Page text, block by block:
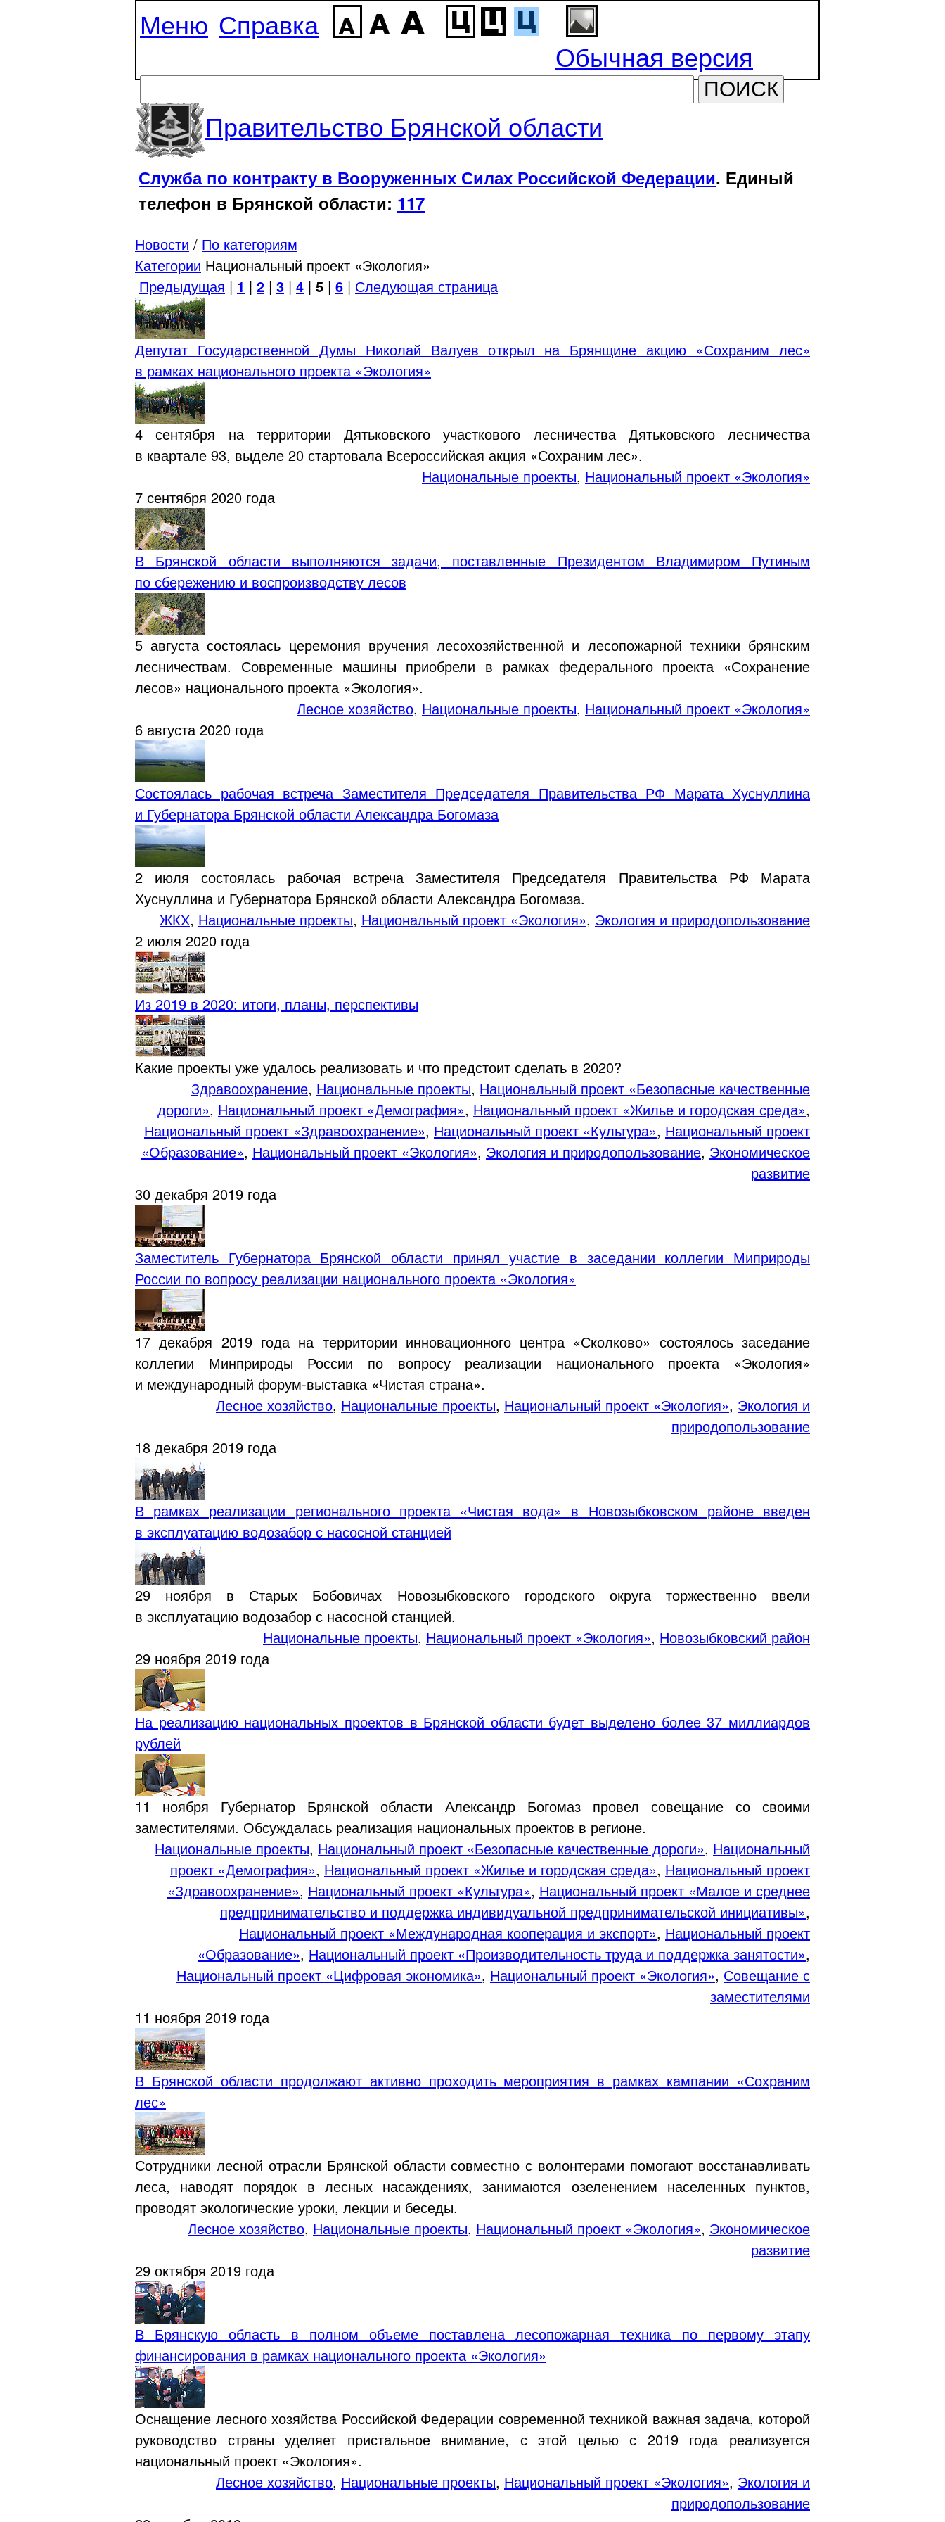
Меню Справка
Обычная версия
ПОИСК
Правительство Брянской области
Служба по контракту в Вооруженных Силах Российской Федерации. Единый
телефон в Брянской области: 117
Новости / По категориям
Категории Национальный проект «Экология»
Предыдущая | 1 | 2 | 3 | 4 | 5 | 6 | Следующая страница
Депутат Государственной Думы Николай Валуев открыл на Брянщине акцию «Сохраним лес»
в рамках национального проекта «Экология»
4 сентября на территории Дятьковского участкового лесничества Дятьковского лесничества
в квартале 93, выделе 20 стартовала Всероссийская акция «Сохраним лес».
Национальные проекты, Национальный проект «Экология»
7 сентября 2020 года
В Брянской области выполняются задачи, поставленные Президентом Владимиром Путиным
по сбережению и воспроизводству лесов
5 августа состоялась церемония вручения лесохозяйственной и лесопожарной техники брянским
лесничествам. Современные машины приобрели в рамках федерального проекта «Сохранение
лесов» национального проекта «Экология».
Лесное хозяйство, Национальные проекты, Национальный проект «Экология»
6 августа 2020 года
Состоялась рабочая встреча Заместителя Председателя Правительства РФ Марата Хуснуллина
и Губернатора Брянской области Александра Богомаза
2 июля состоялась рабочая встреча Заместителя Председателя Правительства РФ Марата
Хуснуллина и Губернатора Брянской области Александра Богомаза.
ЖКХ, Национальные проекты, Национальный проект «Экология», Экология и природопользование
2 июля 2020 года
Из 2019 в 2020: итоги, планы, перспективы
Какие проекты уже удалось реализовать и что предстоит сделать в 2020?
Здравоохранение, Национальные проекты, Национальный проект «Безопасные качественные
дороги», Национальный проект «Демография», Национальный проект «Жилье и городская среда»,
Национальный проект «Здравоохранение», Национальный проект «Культура», Национальный проект
«Образование», Национальный проект «Экология», Экология и природопользование, Экономическое
развитие
30 декабря 2019 года
Заместитель Губернатора Брянской области принял участие в заседании коллегии Миприроды
России по вопросу реализации национального проекта «Экология»
17 декабря 2019 года на территории инновационного центра «Сколково» состоялось заседание
коллегии Минприроды России по вопросу реализации национального проекта «Экология»
и международный форум-выставка«Чистая страна».
Лесное хозяйство, Национальные проекты, Национальный проект «Экология», Экология и
природопользование
18 декабря 2019 года
В рамках реализации регионального проекта «Чистая вода» в Новозыбковском районе введен
в эксплуатацию водозабор с насосной станцией
29 ноября в Старых Бобовичах Новозыбковского городского округа торжественно ввели
в эксплуатацию водозабор с насосной станцией.
Национальные проекты, Национальный проект «Экология», Новозыбковский район
29 ноября 2019 года
На реализацию национальных проектов в Брянской области будет выделено более 37 миллиардов
рублей
11 ноября Губернатор Брянской области Александр Богомаз провел совещание со своими
заместителями. Обсуждалась реализация национальных проектов в регионе.
Национальные проекты, Национальный проект «Безопасные качественные дороги», Национальный
проект «Демография», Национальный проект «Жилье и городская среда», Национальный проект
«Здравоохранение», Национальный проект «Культура», Национальный проект «Малое и среднее
предпринимательство и поддержка индивидуальной предпринимательской инициативы»,
Национальный проект «Международная кооперация и экспорт», Национальный проект
«Образование», Национальный проект «Производительность труда и поддержка занятости»,
Национальный проект «Цифровая экономика», Национальный проект «Экология», Совещание с
заместителями
11 ноября 2019 года
В Брянской области продолжают активно проходить мероприятия в рамках кампании «Сохраним
лес»
Сотрудники лесной отрасли Брянской области совместно с волонтерами помогают восстанавливать
леса, наводят порядок в лесных насаждениях, занимаются озеленением населенных пунктов,
проводят экологические уроки, лекции и беседы.
Лесное хозяйство, Национальные проекты, Национальный проект «Экология», Экономическое
развитие
29 октября 2019 года
В Брянскую область в полном объеме поставлена лесопожарная техника по первому этапу
финансирования в рамках национального проекта «Экология»
Оснащение лесного хозяйства Российской Федерации современной техникой важная задача, которой
руководство страны уделяет пристальное внимание, с этой целью с 2019 года реализуется
национальный проект «Экология».
Лесное хозяйство, Национальные проекты, Национальный проект «Экология», Экология и
природопользование